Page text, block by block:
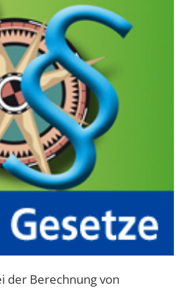
der Berechnung von